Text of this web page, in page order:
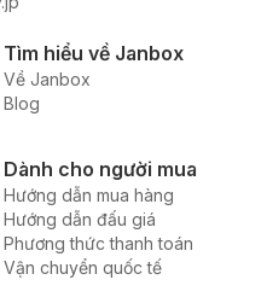
Tìm hiểu về Janbox
Về Janbox
Blog
Dành cho người mua
Hướng dẫn mua hàng
Hướng dẫn đấu giá
Phương thức thanh toán
Vận chuyển quốc tế